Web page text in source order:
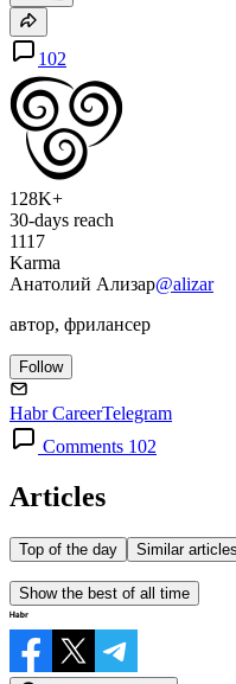
102
128K+
30-days reach
1117
Karma
Анатолий Ализар@alizar
автор, фрилансер
Follow
Habr CareerTelegram
Comments 102
Articles
Top of the day Similar articles
Show the best of all time